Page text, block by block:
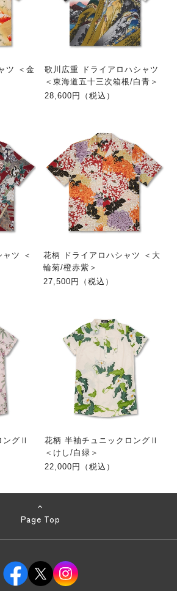
ツ ＜金
歌川広重 ドライアロハシャツ
＜東海道五十三次箱根/白青＞
28,600円（税込）
ツ ＜
花柄 ドライアロハシャツ ＜大
輪菊/橙赤紫＞
27,500円（税込）
ングⅡ
花柄 半袖チュニックロングⅡ
＜けし/白緑＞
22,000円（税込）
Page Top